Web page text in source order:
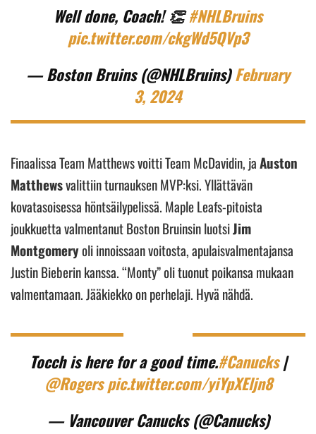
Well done, Coach! 👏#NHLBruins
pic.twitter.com/ckgWd5QVp3
— Boston Bruins (@NHLBruins)February
3, 2024
Finaalissa Team Matthews voitti Team McDavidin, jaAuston
Matthewsvalittiin turnauksen MVP:ksi. Yllättävän
kovatasoisessa höntsäilypelissä. Maple Leafs-pitoista
joukkuetta valmentanut Boston Bruinsin luotsiJim
Montgomeryoli innoissaan voitosta, apulaisvalmentajansa
Justin Bieberin kanssa. “Monty” oli tuonut poikansa mukaan
valmentamaan. Jääkiekko on perhelaji. Hyvä nähdä.
Tocch is here for a good time.#Canucks|
@Rogers pic.twitter.com/yiYpXEljn8
— Vancouver Canucks (@Canucks)